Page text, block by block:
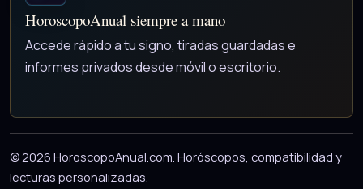
HoroscopoAnual siempre a mano
Accede rápido a tu signo, tiradas guardadas e
informes privados desde móvil o escritorio.
© 2026 HoroscopoAnual.com. Horóscopos, compatibilidad y
lecturas personalizadas.